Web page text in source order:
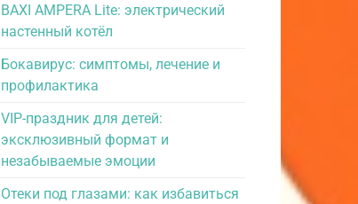
BAXI AMPERA Lite: электрический
настенный котёл
Бокавирус: симптомы, лечение и
профилактика
VIP-праздник для детей:
эксклюзивный формат и
незабываемые эмоции
Отеки под глазами: как избавиться